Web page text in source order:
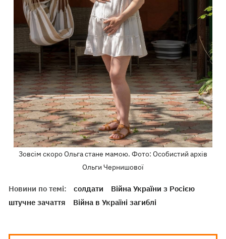
Зовсім скоро Ольга стане мамою. Фото: Особистий архів
Ольги Чернишової
Новини по темі: солдати
Війна України з Росією
штучне зачаття
Війна в Україні загиблі